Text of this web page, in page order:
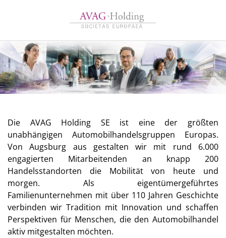
Die AVAG Holding SE ist eine der größten
unabhängigen Automobilhandelsgruppen Europas.
Von Augsburg aus gestalten wir mit rund 6.000
engagierten Mitarbeitenden an knapp 200
Handelsstandorten die Mobilität von heute und
morgen. Als eigentümergeführtes
Familienunternehmen mit über 110 Jahren Geschichte
verbinden wir Tradition mit Innovation und schaffen
Perspektiven für Menschen, die den Automobilhandel
aktiv mitgestalten möchten.